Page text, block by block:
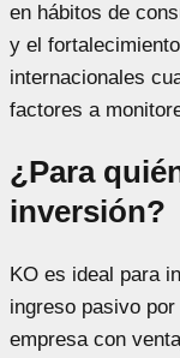
en hábitos de
y el
internacionales
factores a
¿Para
inversión?
KO es ideal para
ingreso pasivo
empresa con